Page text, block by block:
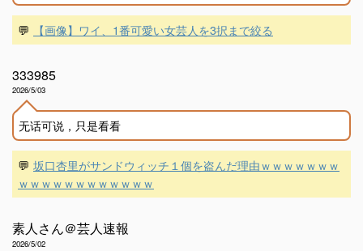
💬 【画像】ワイ、1番可愛い女芸人を3択まで絞る
333985
2026/5/03
无话可说，只是看看
💬 坂口杏里がサンドウィッチ１個を盗んだ理由ｗｗｗｗｗｗｗ
ｗｗｗｗｗｗｗｗｗｗｗｗ
素人さん＠芸人速報
2026/5/02